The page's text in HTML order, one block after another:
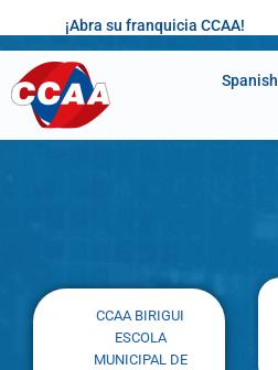
¡Abra su franquicia CCAA!
Spanish
CCAA BIRIGUI
ESCOLA
MUNICIPAL DE